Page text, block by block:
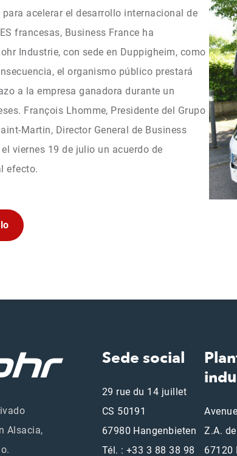
acelerar el desarrollo internacional de
francesas, Business France ha
Industrie, con sede en Duppigheim, como
el organismo público prestará
a la empresa ganadora durante un
François Lhomme, Presidente del Grupo
Martin, Director General de Business
viernes 19 de julio un acuerdo de
efecto.
Alsacia,
Sede social
29 rue du 14 juillet
CS 50191
67980 Hangenbieten
Tél. : +33 3 88 38 98
Z.A.
67120